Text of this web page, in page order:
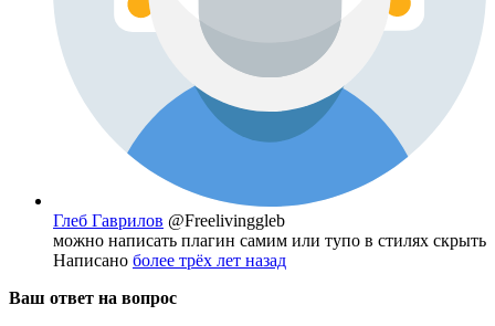
Глеб Гаврилов @Freelivinggleb
можно написать плагин самим или тупо в стилях скрыть
Написано более трёх лет назад
Ваш ответ на вопрос